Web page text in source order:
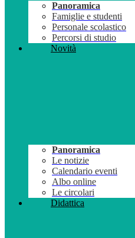
Panoramica
Famiglie e studenti
Personale scolastico
Percorsi di studio
Novità
Panoramica
Le notizie
Calendario eventi
Albo online
Le circolari
Didattica